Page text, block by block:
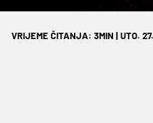
VRIJEME ČITANJA: 3MIN | UTO.